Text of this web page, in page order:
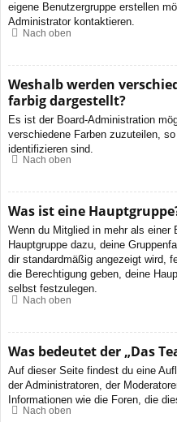
eigene Benutzergruppe erstellen
Administrator kontaktieren.
Nach oben
Weshalb werden
farbig dargestellt?
Es ist der Board-Administration
verschiedene Farben zuzuteilen,
identifizieren sind.
Nach oben
Was ist eine
Wenn du Mitglied in mehr als einer
Hauptgruppe dazu, deine
dir standardmäßig angezeigt wird,
die Berechtigung geben, deine
selbst festzulegen.
Nach oben
Was bedeutet der „Das
Auf dieser Seite findest du eine
der Administratoren, der
Informationen wie die Foren, die
Nach oben